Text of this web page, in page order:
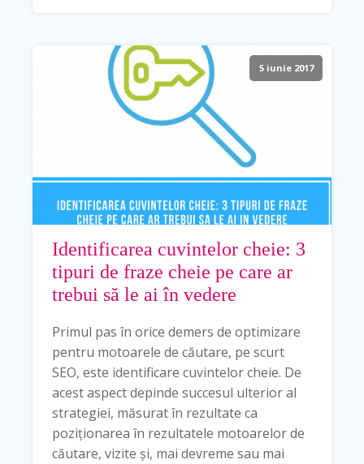
5 iunie 2017
Identificarea cuvintelor cheie: 3
tipuri de fraze cheie pe care ar
trebui să le ai în vedere
Primul pas în orice demers de optimizare
pentru motoarele de căutare, pe scurt
SEO, este identificare cuvintelor cheie. De
acest aspect depinde succesul ulterior al
strategiei, măsurat în rezultate ca
poziționarea în rezultatele motoarelor de
căutare, vizite și, mai devreme sau mai